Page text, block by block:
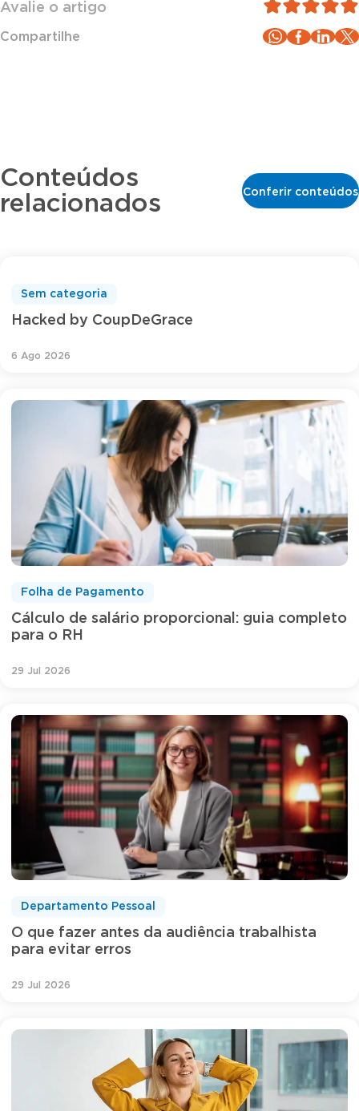
Avalie o artigo
Compartilhe
Conteúdos
relacionados
Conferir conteúdos
Hacked by CoupDeGrace
Sem categoria
6 Ago 2026
Cálculo de salário proporcional: guia completo
para o RH
Folha de Pagamento
29 Jul 2026
O que fazer antes da audiência trabalhista
para evitar erros
Departamento Pessoal
29 Jul 2026